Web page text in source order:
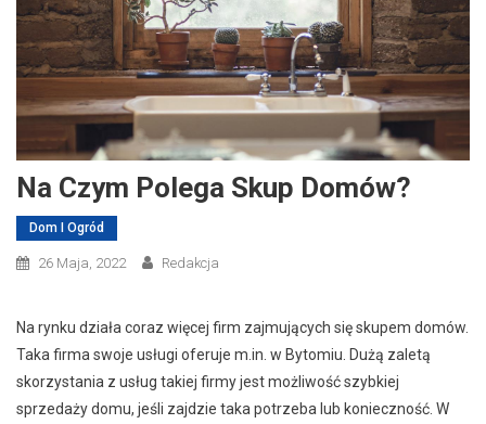
Na Czym Polega Skup Domów?
Dom I Ogród
26 Maja, 2022 Redakcja
Na rynku działa coraz więcej firm zajmujących się skupem domów.
Taka firma swoje usługi oferuje m.in. w Bytomiu. Dużą zaletą
skorzystania z usług takiej firmy jest możliwość szybkiej
sprzedaży domu, jeśli zajdzie taka potrzeba lub konieczność. W